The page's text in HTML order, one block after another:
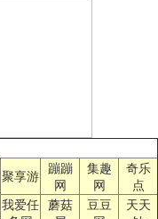
聚享游 蹦蹦
网
集趣
网
奇乐
点
我爱任 蘑菇
豆豆
天天